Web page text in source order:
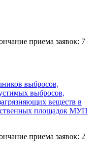
приема заявок: 7
выбросов,
выбросов,
веществ в
площадок МУП
приема заявок: 2